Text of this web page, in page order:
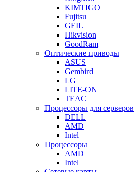
KIMTIGO
Fujitsu
GEIL
Hikvision
GoodRam
Оптические приводы
ASUS
Gembird
LG
LITE-ON
TEAC
Процессоры для серверов
DELL
AMD
Intel
Процессоры
AMD
Intel